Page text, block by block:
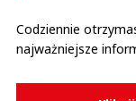
Codziennie
najważniejsze